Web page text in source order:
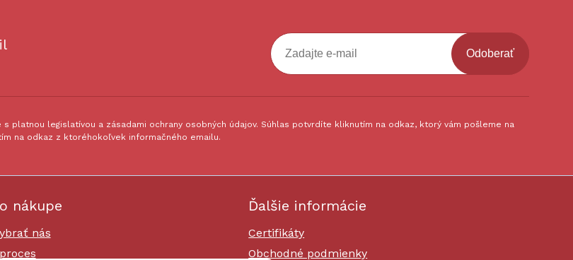
Odoberať
platnou legislatívou a zásadami ochrany osobných údajov. Súhlas potvrdíte kliknutím na odkaz, ktorý vám pošleme na
na odkaz z ktoréhokoľvek informačného emailu.
nákupe
nás
Ďalšie informácie
Certifikáty
Obchodné podmienky